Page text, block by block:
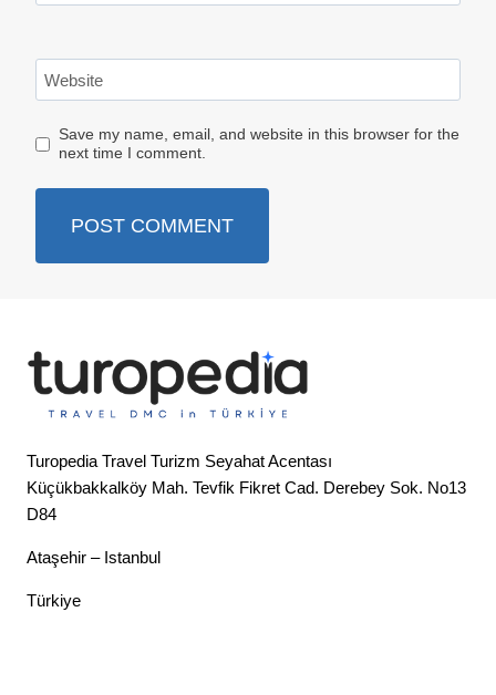
Website
Save my name, email, and website in this browser for the
next time I comment.
Turopedia Travel Turizm Seyahat Acentası
Küçükbakkalköy Mah. Tevfik Fikret Cad. Derebey Sok. No13
D84
Ataşehir – Istanbul
Türkiye